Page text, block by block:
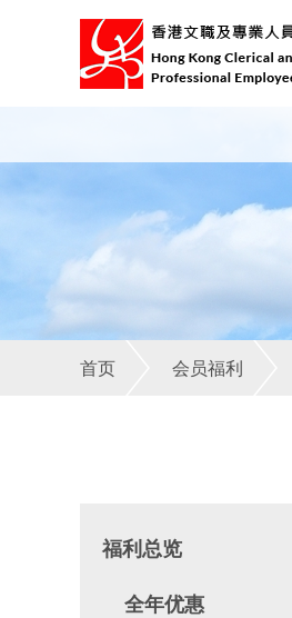
首页 会员福利
福利总览
全年优惠